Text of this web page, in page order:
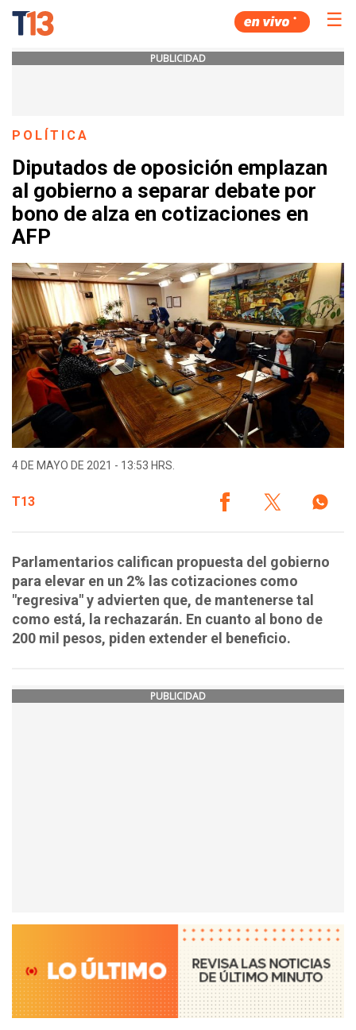
☰
PUBLICIDAD
POLÍTICA
Diputados de oposición emplazan
al gobierno a separar debate por
bono de alza en cotizaciones en
AFP
4 DE MAYO DE 2021 - 13:53 HRS.
T13
Parlamentarios califican propuesta del gobierno
para elevar en un 2% las cotizaciones como
"regresiva" y advierten que, de mantenerse tal
como está, la rechazarán. En cuanto al bono de
200 mil pesos, piden extender el beneficio.
PUBLICIDAD